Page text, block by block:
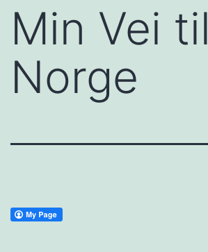
Min Vei til
Norge